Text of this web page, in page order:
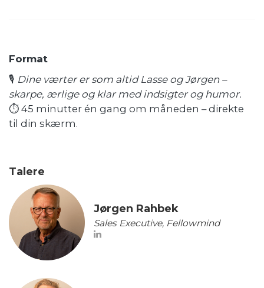
Format
🎙️ Dine værter er som altid Lasse og Jørgen –
skarpe, ærlige og klar med indsigter og humor.
⏱️ 45 minutter én gang om måneden – direkte
til din skærm.
Talere
Jørgen Rahbek
Sales Executive, Fellowmind